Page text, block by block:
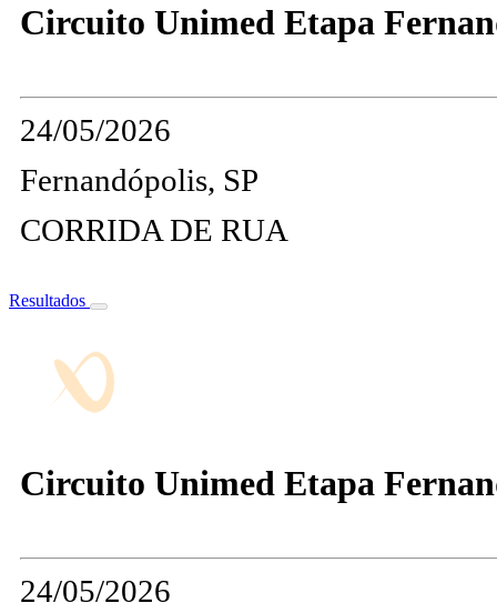
Circuito Unimed Etapa
24/05/2026
Fernandópolis, SP
CORRIDA DE RUA
Resultados
Circuito Unimed Etapa
24/05/2026